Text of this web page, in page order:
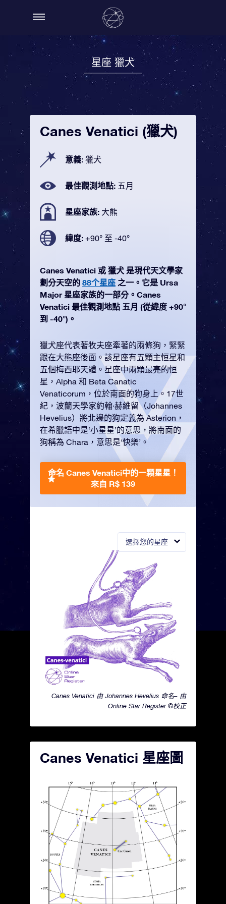
星座 獵犬
選擇您的星座
Canes Venatici 由 Johannes Hevelius 命名– 由
Online Star Register ©校正
Canes Venatici (獵犬)
意義: 獵犬
最佳觀測地點: 五月
星座家族: 大熊
緯度: +90° 至 -40°
Canes Venatici 或 獵犬 是現代天文學家
劃分天空的 88个星座 之一。它是 Ursa
Major 星座家族的一部分。Canes
Venatici 最佳觀測地點 五月 (從緯度 +90°
到 -40°)。
獵犬座代表著牧夫座牽著的兩條狗，緊緊
跟在大熊座後面。該星座有五顆主恒星和
五個梅西耶天體。星座中兩顆最亮的恒
星，Alpha 和 Beta Canatic
Venaticorum，位於南面的狗身上。17世
紀，波蘭天學家約翰·赫維留（Johannes
Hevelius）將北邊的狗定義為 Asterion，
在希臘語中是‘小星星’的意思，將南面的
狗稱為 Chara，意思是‘快樂’。
命名 Canes Venatici中的一顆星星！
來自 R$ 139
Canes Venatici 星座圖